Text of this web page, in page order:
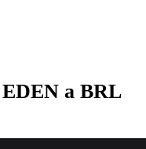
a BRL